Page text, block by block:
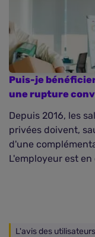
Puis-je
une rupture
Depuis 2016, les
privées doivent,
d'une
L'employeur est en
L'avis des utilisateurs